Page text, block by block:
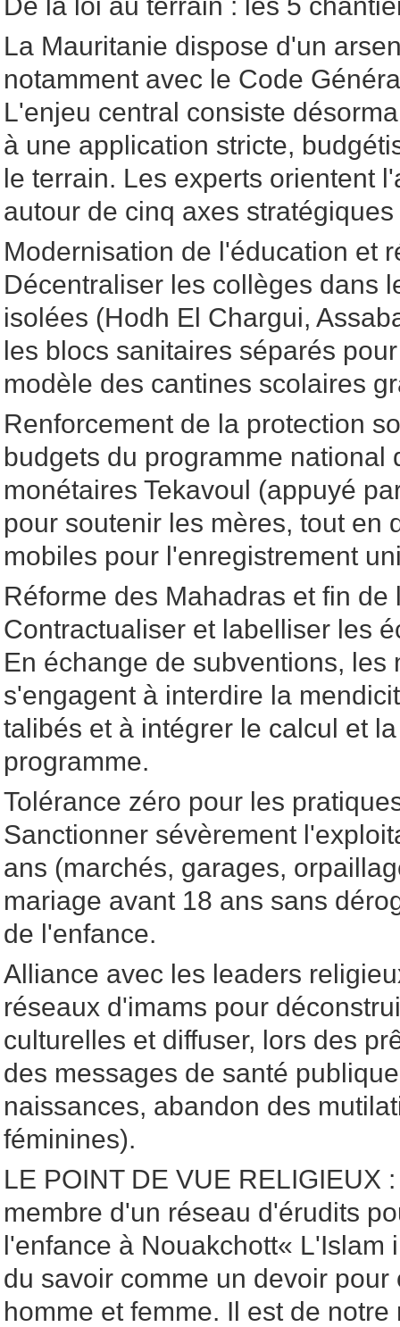
La Mauritanie dispose d'un
notamment avec le Code
L'enjeu central consiste
à une application stricte,
le terrain. Les experts orientent
autour de cinq axes stratégiques
Modernisation de l'éducation et
Décentraliser les collèges dans
isolées (Hodh El Chargui,
les blocs sanitaires séparés
modèle des cantines scolaires
Renforcement de la protection
budgets du programme national
monétaires Tekavoul (appuyé
pour soutenir les mères, tout en
mobiles pour l'enregistrement
Réforme des Mahadras et fin de
Contractualiser et labelliser les
En échange de subventions, les
s'engagent à interdire la
talibés et à intégrer le calcul et
programme.
Tolérance zéro pour les
Sanctionner sévèrement
ans (marchés, garages,
mariage avant 18 ans sans
de l'enfance.
Alliance avec les leaders
réseaux d'imams pour
culturelles et diffuser, lors des
des messages de santé
naissances, abandon des
féminines).
LE POINT DE VUE RELIGIEUX
membre d'un réseau d'érudits
l'enfance à Nouakchott« L'Islam
du savoir comme un devoir
homme et femme. Il est de